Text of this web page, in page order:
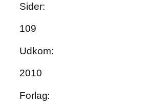
Sider:
109
Udkom:
2010
Forlag: